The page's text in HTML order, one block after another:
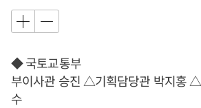
◆ 국토교통부
부이사관 승진 △기획담당관 박지홍
수